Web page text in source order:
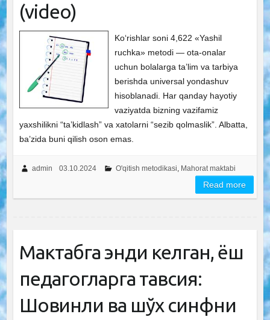
(video)
Ko‘rishlar soni 4,622 «Yashil
ruchka» metodi — ota-onalar
uchun bolalarga ta’lim va tarbiya
berishda universal yondashuv
hisoblanadi. Har qanday hayotiy
vaziyatda bizning vazifamiz
yaxshilikni “ta’kidlash” va xatolarni “sezib qolmaslik”. Albatta,
ba’zida buni qilish oson emas.
admin 03.10.2024 O'qitish metodikasi, Mahorat maktabi
Read more
Мактабга энди келган, ёш
педагогларга тавсия:
Шовқинли ва шўх синфни